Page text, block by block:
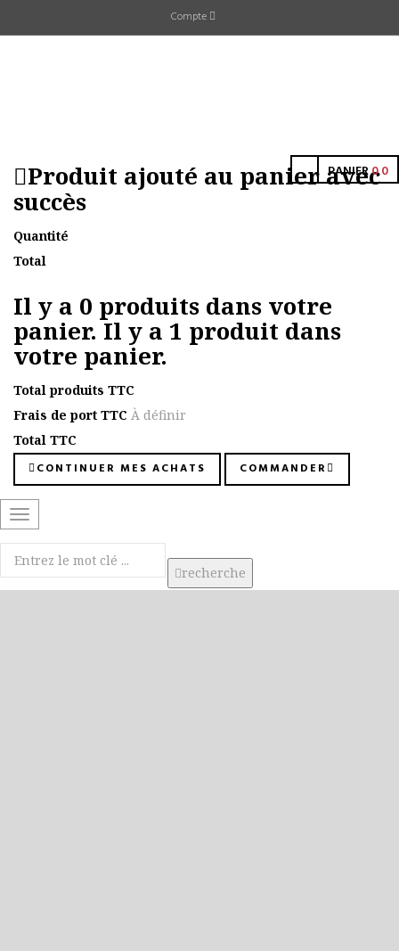
Compte
PANIER00
Produit ajouté au panier avec
succès
Quantité
Total
Il y a 0 produits dans votre
panier.Il y a 1 produit dans
votre panier.
Total produits TTC
Frais de port TTC À définir
Total TTC
CONTINUER MES ACHATS COMMANDER
Basculer
la
navigation
recherche